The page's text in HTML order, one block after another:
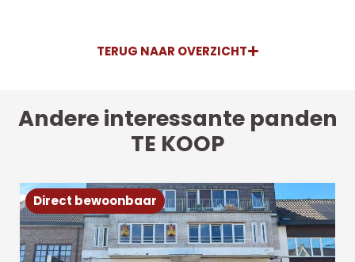
TERUG NAAR OVERZICHT
Andere interessante panden
TE KOOP
Direct bewoonbaar